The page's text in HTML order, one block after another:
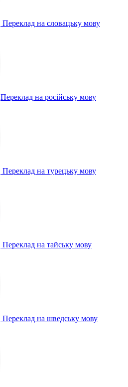
Переклад на словацьку мову
Переклад на російську мову
Переклад на турецьку мову
Переклад на тайську мову
Переклад на шведську мову